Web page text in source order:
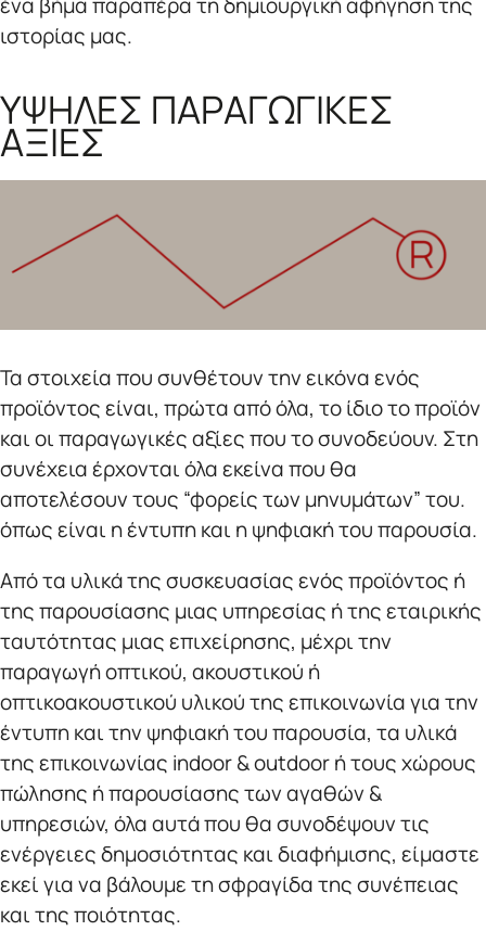
ιστορίας μας.
ΥΨΗΛΕΣ ΠΑΡΑΓΩΓΙΚΕΣ
ΑΞΙΕΣ
Τα στοιχεία που συνθέτουν την εικόνα ενός
προϊόντος είναι, πρώτα από όλα, το ίδιο το προϊόν
και οι παραγωγικές αξίες που το συνοδεύουν. Στη
συνέχεια έρχονται όλα εκείνα που θα
αποτελέσουν τους “φορείς των μηνυμάτων” του.
όπως είναι η έντυπη και η ψηφιακή του παρουσία.
Από τα υλικά της συσκευασίας ενός προϊόντος ή
της παρουσίασης μιας υπηρεσίας ή της εταιρικής
ταυτότητας μιας επιχείρησης, μέχρι την
παραγωγή οπτικού, ακουστικού ή
οπτικοακουστικού υλικού της επικοινωνία για την
έντυπη και την ψηφιακή του παρουσία, τα υλικά
της επικοινωνίας indoor & outdoor ή τους χώρους
πώλησης ή παρουσίασης των αγαθών &
υπηρεσιών, όλα αυτά που θα συνοδέψουν τις
ενέργειες δημοσιότητας και διαφήμισης, είμαστε
εκεί για να βάλουμε τη σφραγίδα της συνέπειας
και της ποιότητας.